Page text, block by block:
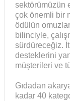
sektörümüzün
çok önemli bir
ödülün
bilinciyle,
sürdüreceğiz.
desteklerini
müşterileri ve
Gıdadan
kadar 40